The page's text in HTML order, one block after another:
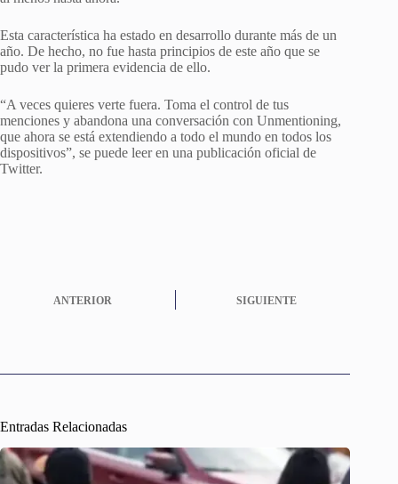
Esta característica ha estado en desarrollo durante más de un
año. De hecho, no fue hasta principios de este año que se
pudo ver la primera evidencia de ello.
“A veces quieres verte fuera. Toma el control de tus
menciones y abandona una conversación con Unmentioning,
que ahora se está extendiendo a todo el mundo en todos los
dispositivos”, se puede leer en una publicación oficial de
Twitter.
ANTERIOR SIGUIENTE
Entradas Relacionadas